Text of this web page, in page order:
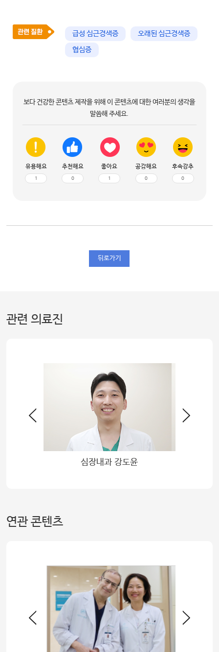
급성 심근경색증
오래된 심근경색증
협심증
보다 건강한 콘텐츠 제작을 위해 이 콘텐츠에 대한 여러분의 생각을
말씀해 주세요.
유용해요
1
추천해요
0
좋아요
1
공감해요
0
후속강추
0
뒤로가기
관련 의료진
심장내과 강도윤
연관 콘텐츠